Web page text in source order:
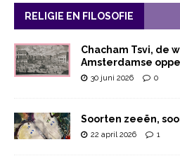
RELIGIE EN FILOSOFIE
Chacham Tsvi, de
Amsterdamse
30 juni 2026 0
Soorten zeeën,
22 april 2026 1